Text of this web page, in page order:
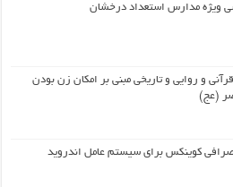
ویژه مدارس استعداد درخشان
و روایی و تاریخی مبنی بر امکان زن بودن
(عج)
کوینکس برای سیستم عامل اندروید